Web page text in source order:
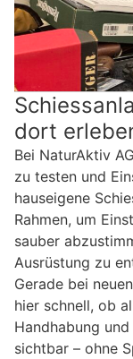
dort
Bei NaturAktiv
zu testen und
hauseigene
Rahmen, um
sauber
Ausrüstung zu
Gerade bei
hier schnell, ob
Handhabung
sichtbar – ohne